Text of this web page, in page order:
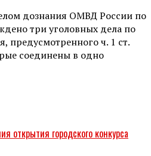
дознания ОМВД России по
три уголовных дела по
предусмотренного ч. 1 ст.
соединены в одно
открытия городского конкурса